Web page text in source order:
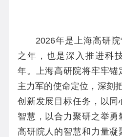
2026年是上海高研
之年，也是深入推进科
年。上海高研院将牢牢
主力军的使命定位，深刻
创新发展目标任务，以同
智慧，以合力聚研之举
高研院人的智慧和力量凝